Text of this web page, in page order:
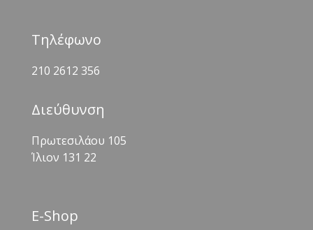
Τηλέφωνο
210 2612 356
Διεύθυνση
Πρωτεσιλάου 105
Ίλιον 131 22
Ε-Shop